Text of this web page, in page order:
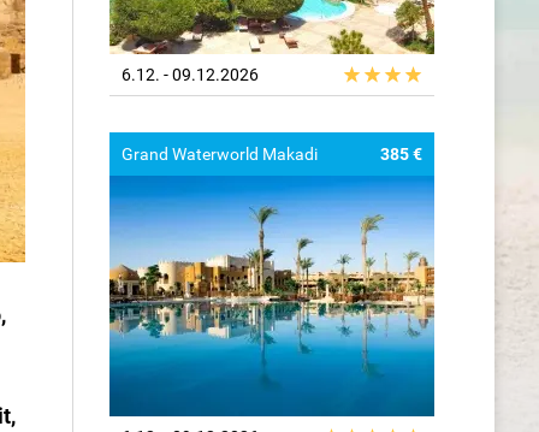
6.12. - 09.12.2026
Grand Waterworld Makadi 385 €